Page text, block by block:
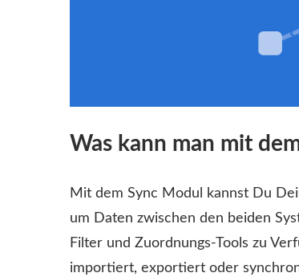
Was kann man mit
Mit dem Sync Modul kannst Du
um Daten zwischen den beiden
Filter und Zuordnungs-Tools zu
importiert, exportiert oder